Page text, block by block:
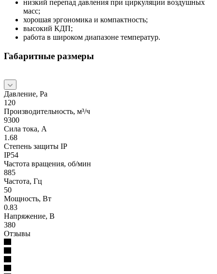
низкий перепад давления при циркуляции воздушных
масс;
хорошая эргономика и компактность;
высокий КДП;
работа в широком диапазоне температур.
Габаритные размеры
Давление, Pa
120
Производительность, м³/ч
9300
Сила тока, А
1.68
Степень защиты IP
IP54
Частота вращения, об/мин
885
Частота, Гц
50
Мощность, Вт
0.83
Напряжение, В
380
Отзывы